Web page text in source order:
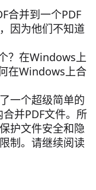
合并到一个PDF
因为他们不知道
？在Windows上
在Windows上合
一个超级简单的
并PDF文件。所
护文件安全和隐
制。请继续阅读